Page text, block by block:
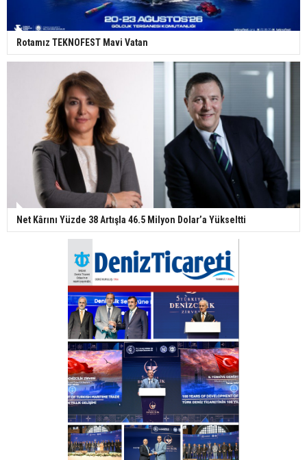
Rotamız TEKNOFEST Mavi Vatan
Net Kârını Yüzde 38 Artışla 46.5 Milyon Dolar’a Yükseltti